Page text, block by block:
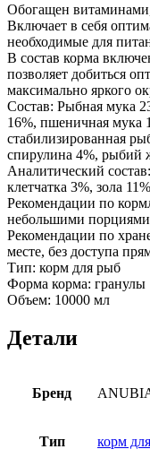
Обогащен
Включает в себя
необходимые для
В состав корма
позволяет добиться
максимально яркого
Состав: Рыбная мука
16%, пшеничная мука
стабилизированная
спирулина 4%, рыбий
Аналитический
клетчатка 3%, зола
Рекомендации по
небольшими
Рекомендации по
месте, без доступа
Тип: корм для рыб
Форма корма: гранулы
Объем: 10000 мл
Детали
Бренд
Тип корм